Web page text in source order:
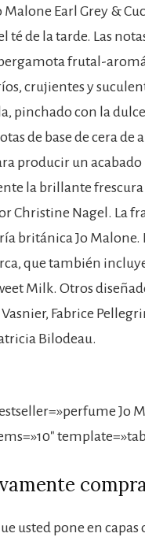
Malone Earl Grey &
té de la tarde. Las
frutal-
crujientes y
pinchado con la
de base de cera
producir un
la brillante
Christine Nagel. La
británica Jo Malone.
que también
Milk. Otros
Fabrice
Bilodeau.
Jo
usted pone en capas